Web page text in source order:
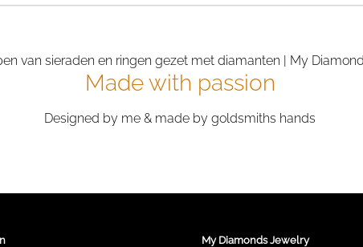
Made with passion
Designed by me & made by goldsmiths hands
My Diamonds Jewelry